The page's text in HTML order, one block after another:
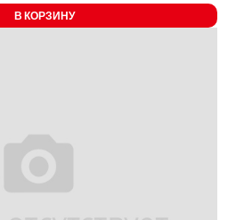
В КОРЗИНУ